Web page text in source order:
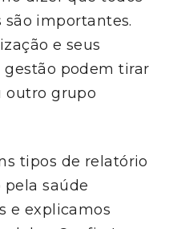
importantes.
e seus
gestão podem tirar
outro grupo
tipos de relatório
saúde
e explicamos